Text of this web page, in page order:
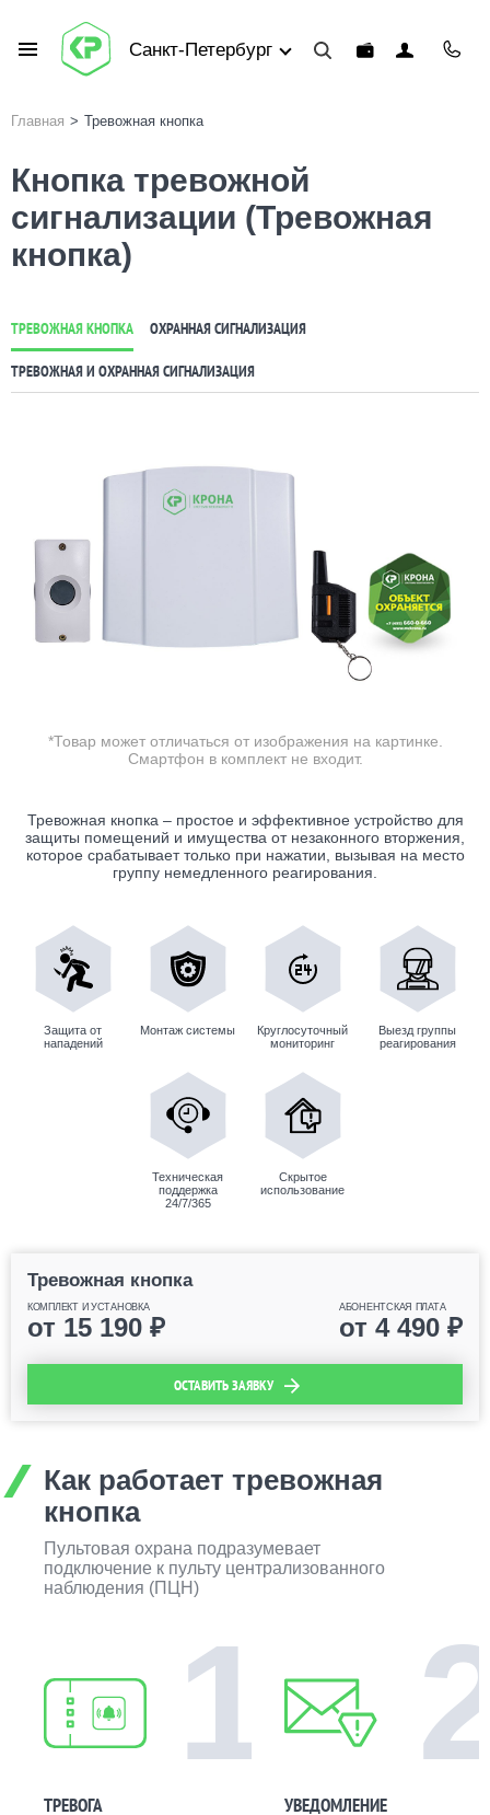
Санкт-Петербург
Главная > Тревожная кнопка
Кнопка тревожной
сигнализации (Тревожная
кнопка)
ТРЕВОЖНАЯ КНОПКА ОХРАННАЯ СИГНАЛИЗАЦИЯ
ТРЕВОЖНАЯ И ОХРАННАЯ СИГНАЛИЗАЦИЯ
*Товар может отличаться от изображения на картинке.
Смартфон в комплект не входит.
Тревожная кнопка – простое и эффективное устройство для
защиты помещений и имущества от незаконного вторжения,
которое срабатывает только при нажатии, вызывая на место
группу немедленного реагирования.
Защита от
нападений
Монтаж системы
Круглосуточный
мониторинг
Выезд группы
реагирования
Техническая
поддержка
24/7/365
Скрытое
использование
Тревожная кнопка
КОМПЛЕКТ И УСТАНОВКА
от 15 190 ₽
АБОНЕНТСКАЯ ПЛАТА
от 4 490 ₽
ОСТАВИТЬ ЗАЯВКУ
Как работает тревожная
кнопка
Пультовая охрана подразумевает
подключение к пульту централизованного
наблюдения (ПЦН)
1
ТРЕВОГА УВЕДОМЛЕНИЕ